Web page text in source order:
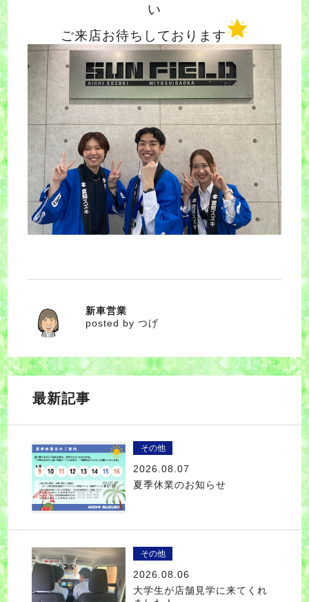
い
ご来店お待ちしております
つげ
新車営業
posted by つげ
最新記事
その他
2026.08.07
夏季休業のお知らせ
その他
2026.08.06
大学生が店舗見学に来てくれ